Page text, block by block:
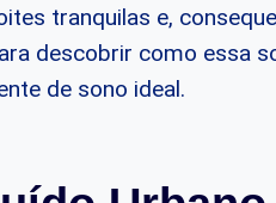
tranquilas e,
descobrir como essa
de sono ideal.